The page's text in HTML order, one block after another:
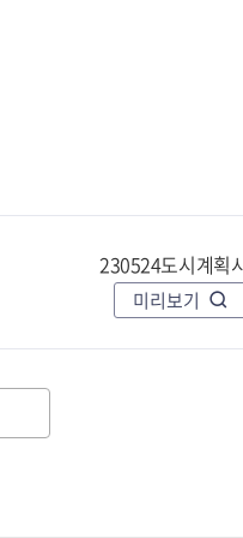
230524도시계획
미리보기